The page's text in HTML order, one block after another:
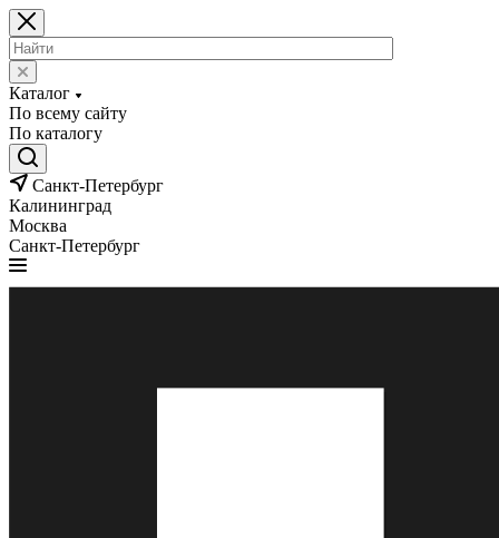
Каталог
По всему сайту
По каталогу
Санкт-Петербург
Калининград
Москва
Санкт-Петербург